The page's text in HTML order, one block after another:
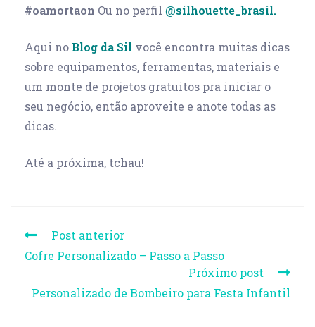
#oamortaon Ou no perfil @silhouette_brasil.
Aqui no Blog da Sil você encontra muitas dicas
sobre equipamentos, ferramentas, materiais e
um monte de projetos gratuitos pra iniciar o
seu negócio, então aproveite e anote todas as
dicas.
Até a próxima, tchau!
Post anterior
Cofre Personalizado – Passo a Passo
Próximo post
Personalizado de Bombeiro para Festa Infantil